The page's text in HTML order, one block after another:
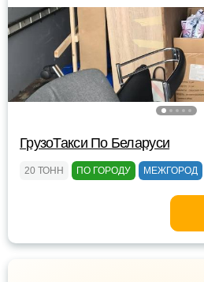
ГрузоТакси По Беларуси
20 ТОНН ПО ГОРОДУ МЕЖГОРОД